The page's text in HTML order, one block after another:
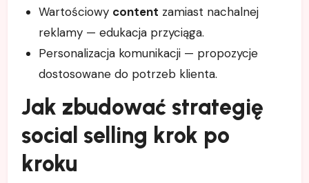
Wartościowy content zamiast nachalnej
reklamy — edukacja przyciąga.
Personalizacja komunikacji — propozycje
dostosowane do potrzeb klienta.
Jak zbudować strategię
social selling krok po
kroku